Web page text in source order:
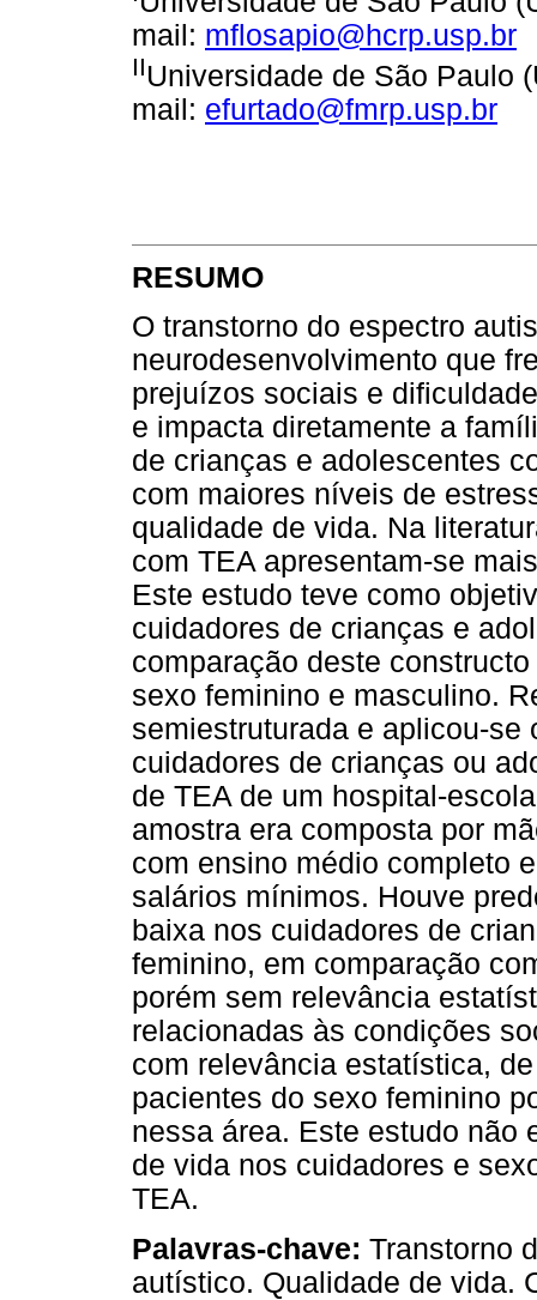
mail: mflosapio@hcrp.usp.br
IIUniversidade de São Paulo
mail: efurtado@fmrp.usp.br
RESUMO
O transtorno do espectro
neurodesenvolvimento que
prejuízos sociais e
e impacta diretamente a
de crianças e adolescentes
com maiores níveis de
qualidade de vida. Na
com TEA apresentam-se
Este estudo teve como
cuidadores de crianças e
comparação deste
sexo feminino e masculino.
semiestruturada e aplicou-se
cuidadores de crianças ou
de TEA de um hospital-
amostra era composta por
com ensino médio completo
salários mínimos. Houve
baixa nos cuidadores de
feminino, em comparação
porém sem relevância
relacionadas às condições
com relevância estatística,
pacientes do sexo feminino
nessa área. Este estudo não
de vida nos cuidadores e
TEA.
Palavras-chave: Transtorno
autístico. Qualidade de vida.